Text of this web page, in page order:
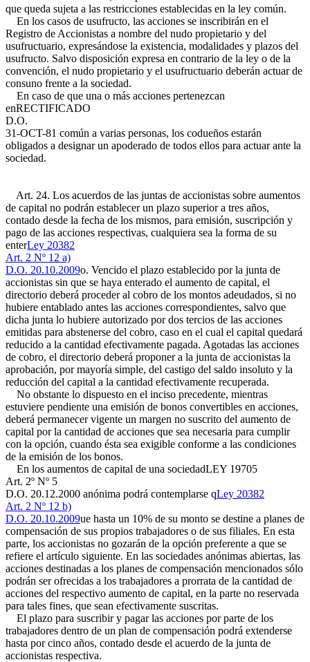
que queda sujeta a las restricciones establecidas en la ley común.
En los casos de usufructo, las acciones se inscribirán en el
Registro de Accionistas a nombre del nudo propietario y del
usufructuario, expresándose la existencia, modalidades y plazos del
usufructo. Salvo disposición expresa en contrario de la ley o de la
convención, el nudo propietario y el usufructuario deberán actuar de
consuno frente a la sociedad.
En caso de que una o más acciones pertenezcan
enRECTIFICADO
D.O.
31-OCT-81 común a varias personas, los codueños estarán
obligados a designar un apoderado de todos ellos para actuar ante la
sociedad.
Art. 24. Los acuerdos de las juntas de accionistas sobre aumentos
de capital no podrán establecer un plazo superior a tres años,
contado desde la fecha de los mismos, para emisión, suscripción y
pago de las acciones respectivas, cualquiera sea la forma de su
enterLey 20382
Art. 2 Nº 12 a)
D.O. 20.10.2009o. Vencido el plazo establecido por la junta de
accionistas sin que se haya enterado el aumento de capital, el
directorio deberá proceder al cobro de los montos adeudados, si no
hubiere entablado antes las acciones correspondientes, salvo que
dicha junta lo hubiere autorizado por dos tercios de las acciones
emitidas para abstenerse del cobro, caso en el cual el capital quedará
reducido a la cantidad efectivamente pagada. Agotadas las acciones
de cobro, el directorio deberá proponer a la junta de accionistas la
aprobación, por mayoría simple, del castigo del saldo insoluto y la
reducción del capital a la cantidad efectivamente recuperada.
No obstante lo dispuesto en el inciso precedente, mientras
estuviere pendiente una emisión de bonos convertibles en acciones,
deberá permanecer vigente un margen no suscrito del aumento de
capital por la cantidad de acciones que sea necesaria para cumplir
con la opción, cuando ésta sea exigible conforme a las condiciones
de la emisión de los bonos.
En los aumentos de capital de una sociedadLEY 19705
Art. 2º Nº 5
D.O. 20.12.2000 anónima podrá contemplarse qLey 20382
Art. 2 Nº 12 b)
D.O. 20.10.2009ue hasta un 10% de su monto se destine a planes de
compensación de sus propios trabajadores o de sus filiales. En esta
parte, los accionistas no gozarán de la opción preferente a que se
refiere el artículo siguiente. En las sociedades anónimas abiertas, las
acciones destinadas a los planes de compensación mencionados sólo
podrán ser ofrecidas a los trabajadores a prorrata de la cantidad de
acciones del respectivo aumento de capital, en la parte no reservada
para tales fines, que sean efectivamente suscritas.
El plazo para suscribir y pagar las acciones por parte de los
trabajadores dentro de un plan de compensación podrá extenderse
hasta por cinco años, contado desde el acuerdo de la junta de
accionistas respectiva.